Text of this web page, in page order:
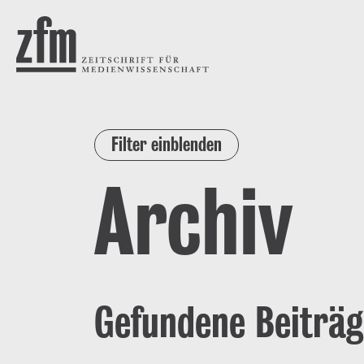
ZEITSCHRIFT FÜR
MEDIENWISSENSCHAFT
Filter einblenden
Archiv
Gefundene